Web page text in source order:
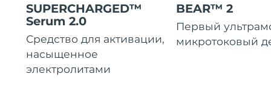
SUPERCHARGED™
Serum 2.0
Средство для активации,
насыщенное
электролитами
BEAR™ 2
Первый
микротоковый